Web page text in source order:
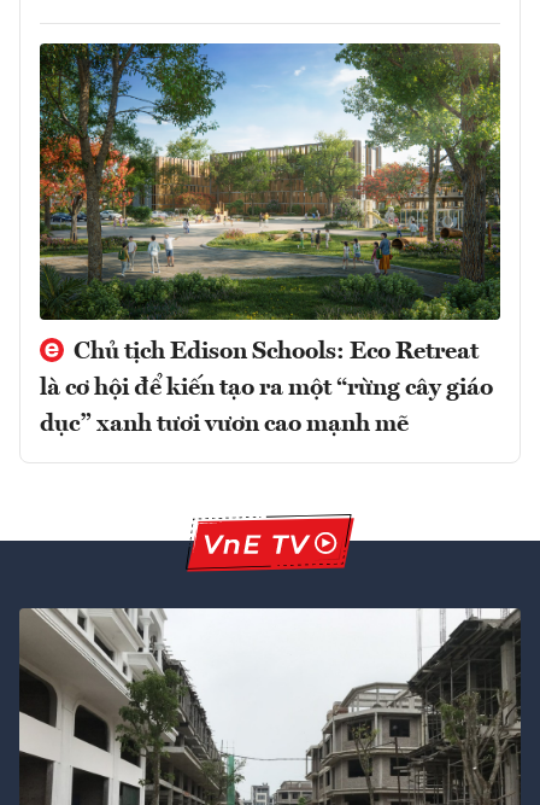
Chủ tịch Edison Schools: Eco Retreat
là cơ hội để kiến tạo ra một “rừng cây giáo
dục” xanh tươi vươn cao mạnh mẽ